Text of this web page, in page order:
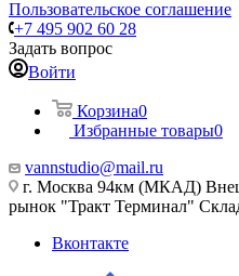
Пользовательское соглашение
+7 495 902 60 28
Задать вопрос
Войти
Корзина0
Избранные товары0
vannstudio@mail.ru
г. Москва 94км (МКАД)
рынок "Тракт Терминал"
Вконтакте